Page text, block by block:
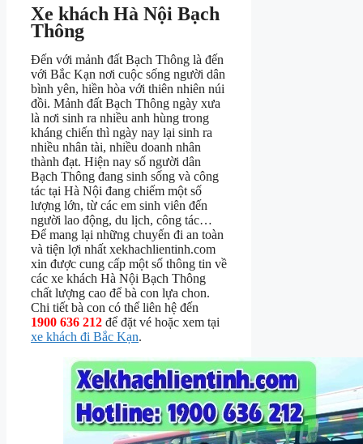
Xe khách Hà Nội Bạch
Thông
Đến với mảnh đất Bạch Thông là đến
với Bắc Kạn nơi cuộc sống người dân
bình yên, hiền hòa với thiên nhiên núi
đồi. Mảnh đất Bạch Thông ngày xưa
là nơi sinh ra nhiều anh hùng trong
kháng chiến thì ngày nay lại sinh ra
nhiều nhân tài, nhiều doanh nhân
thành đạt. Hiện nay số người dân
Bạch Thông đang sinh sống và công
tác tại Hà Nội đang chiếm một số
lượng lớn, từ các em sinh viên đến
người lao động, du lịch, công tác…
Để mang lại những chuyến đi an toàn
và tiện lợi nhất xekhachlientinh.com
xin được cung cấp một số thông tin về
các xe khách Hà Nội Bạch Thông
chất lượng cao để bà con lựa chon.
Chi tiết bà con có thể liên hệ đến
1900 636 212 để đặt vé hoặc xem tại
xe khách đi Bắc Kạn.